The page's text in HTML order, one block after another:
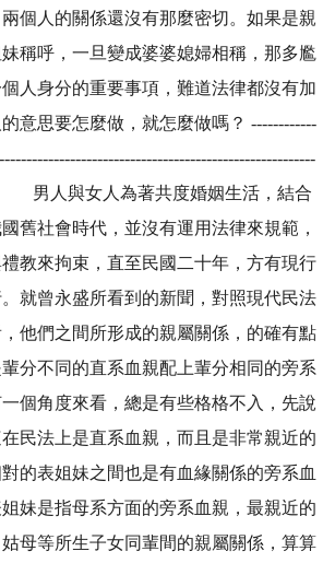
個人的關係還沒有那麼密切。如果是親
稱呼，一旦變成婆婆媳婦相稱，那多尷
人身分的重要事項，難道法律都沒有加
意思要怎麼做，就怎麼做嗎？ ------------
男人與女人為著共度婚姻生活，結合
舊社會時代，並沒有運用法律來規範，
教來拘束，直至民國二十年，方有現行
就曾永盛所看到的新聞，對照現代民法
他們之間所形成的親屬關係，的確有點
分不同的直系血親配上輩分相同的旁系
個角度來看，總是有些格格不入，先說
民法上是直系血親，而且是非常親近的
的表姐妹之間也是有血緣關係的旁系血
妹是指母系方面的旁系血親，最親近的
母等所生子女同輩間的親屬關係，算算